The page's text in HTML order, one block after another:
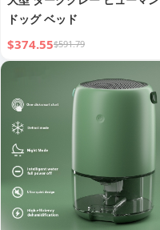
ドッグ ベッド
$374.55$591.79